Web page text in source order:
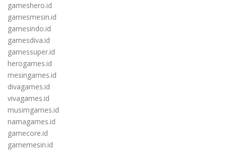
gameshero.id
gamesmesin.id
gamesindo.id
gamesdiva.id
gamessuper.id
herogames.id
mesingames.id
divagames.id
vivagames.id
musimgames.id
namagames.id
gamecore.id
gamemesin.id